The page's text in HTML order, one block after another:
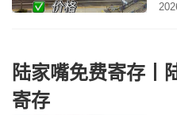
陆家嘴免费寄存丨
寄存